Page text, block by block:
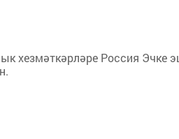
хезмәткәрләре Россия Эчке